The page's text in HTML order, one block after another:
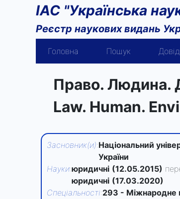
ІАС "Українська
Реєстр наукових видань
Головна Пошук
Право. Людина.
Law. Human.
Засновник(и):Національний
України
Науки:юридичні (12.05.2015)
юридичні (17.03.2020)
Спеціальності:293 - Міжнародне